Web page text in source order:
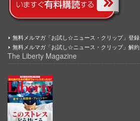
無料メルマガ「お試し☆ニュース・クリップ」登録
無料メルマガ「お試し☆ニュース・クリップ」解約
The Liberty Magazine